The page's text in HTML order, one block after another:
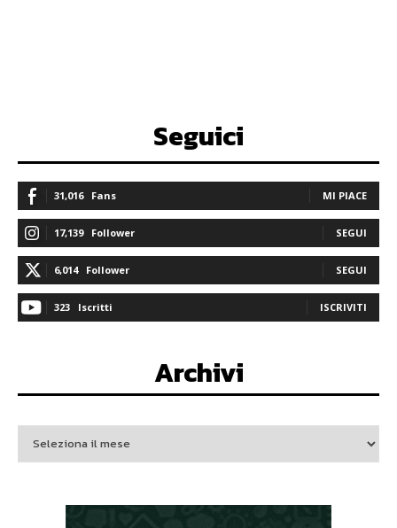
Seguici
31,016 Fans MI PIACE
17,139 Follower SEGUI
6,014 Follower SEGUI
323 Iscritti ISCRIVITI
Archivi